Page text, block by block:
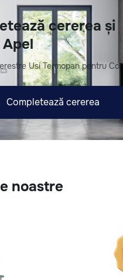
cererea și
Usi Termopan pentru
Completează cererea
noastre